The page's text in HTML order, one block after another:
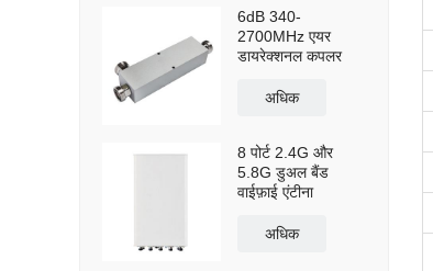
6dB 340-
2700MHz एयर
डायरेक्शनल कपलर
अधिक
8 पोर्ट 2.4G और
5.8G डुअल बैंड
वाईफ़ाई एंटीना
अधिक